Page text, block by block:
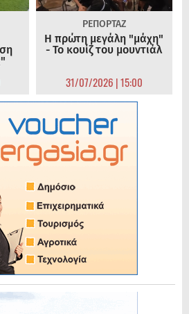
ΡΕΠΟΡΤΑΖ
Η πρώτη μεγάλη "μάχη"
- Το κουίζ του μουντιάλ
31/07/2026 | 15:00